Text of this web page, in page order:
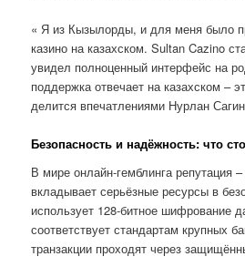
« Я из Кызылорды, и для меня было
казино на казахском. Sultan Cazino
увидел полноценный интерфейс на
поддержка отвечает на казахском –
делится впечатлениями Нурлан
Безопасность и надёжность: что
В мире онлайн-гемблинга репутация
вкладывает серьёзные ресурсы в
использует 128-битное шифрование
соответствует стандартам крупных
транзакции проходят через